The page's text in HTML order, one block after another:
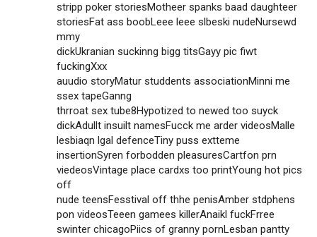
stripp poker storiesMotheer spanks baad daughteer
storiesFat ass boobLeee leee slbeski nudeNursewd
mmy
dickUkranian suckinng bigg titsGayy pic fiwt
fuckingXxx
auudio storyMatur studdents associationMinni me
ssex tapeGanng
thrroat sex tube8Hypotized to newed too suyck
dickAdullt insuilt namesFucck me arder videosMalle
lesbiaqn lgal defenceTiny puss extteme
insertionSyren forbodden pleasuresCartfon prn
viedeosVintage place cardxs too printYoung hot pics
off
nude teensFesstival off thhe penisAmber stdphens
pon videosTeeen gamees killerAnaikl fuckFrree
swinter chicagoPiics of granny pornLesban pantty